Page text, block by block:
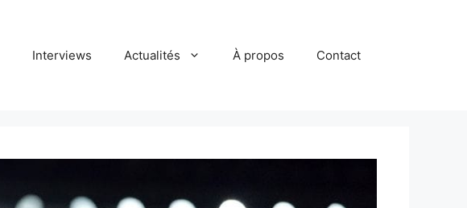
Interviews Actualités À propos Contact